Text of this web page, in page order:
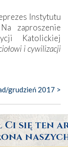
Instytutu
zaproszenie
Katolickiej
i cywilizacji
grudzień 2017 >